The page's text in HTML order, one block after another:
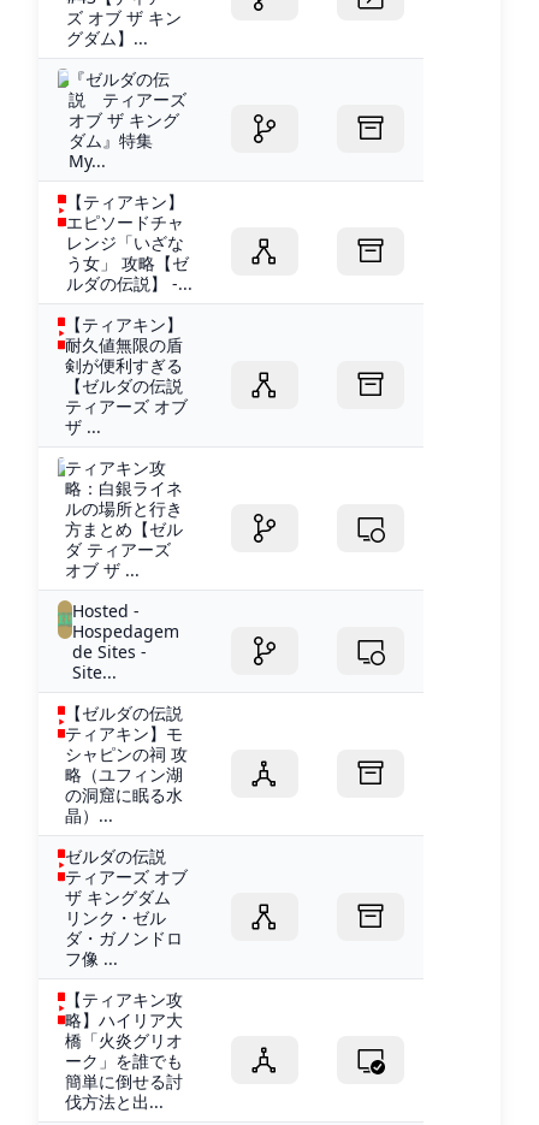
ズ オブ ザ キン
グダム】...
『ゼルダの伝
説 ティアーズ
オブ ザ キング
ダム』特集
My...
【ティアキン】
エピソードチャ
レンジ「いざな
う女」 攻略【ゼ
ルダの伝説】 -...
【ティアキン】
耐久値無限の盾
剣が便利すぎる
【ゼルダの伝説
ティアーズ オブ
ザ ...
ティアキン攻
略：白銀ライネ
ルの場所と行き
方まとめ【ゼル
ダ ティアーズ
オブ ザ ...
Hosted -
Hospedagem
de Sites -
Site...
【ゼルダの伝説
ティアキン】モ
シャピンの祠 攻
略（ユフィン湖
の洞窟に眠る水
晶）...
ゼルダの伝説
ティアーズ オブ
ザ キングダム
リンク・ゼル
ダ・ガノンドロ
フ像 ...
【ティアキン攻
略】ハイリア大
橋「火炎グリオ
ーク」を誰でも
簡単に倒せる討
伐方法と出...